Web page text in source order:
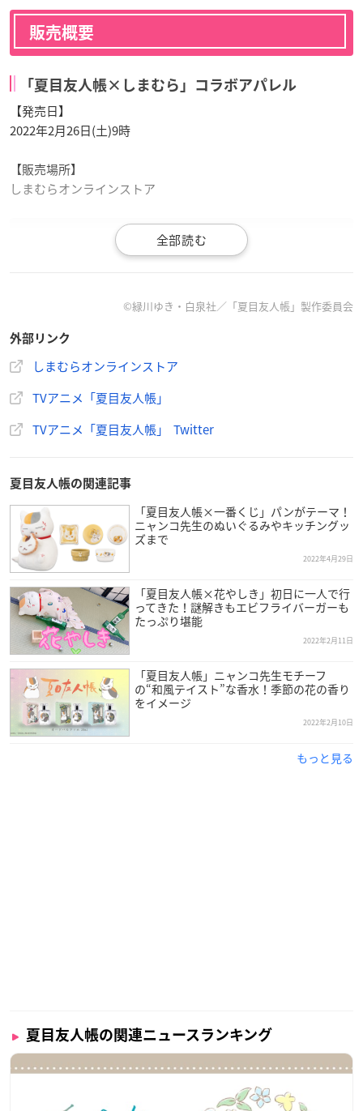
販売概要
「夏目友人帳×しまむら」コラボアパレル
【発売日】
2022年2月26日(土)9時
【販売場所】
しまむらオンラインストア
セットが2/26（土）9時からオンラインストアにて、予約販
ップ❗
詳細はこちらから➡ https://t.co/xKVqoXIW5W
— アニメ夏目友人帳公式 (@NatsumeYujincho)
4, 2022
©緑川ゆき・白泉社／「夏目友人帳」製作委員会
外部リンク
しまむらオンラインストア
TVアニメ「夏目友人帳」
TVアニメ「夏目友人帳」 Twitter
夏目友人帳の関連記事
「夏目友人帳×一番くじ」パンがテーマ！
ニャンコ先生のぬいぐるみやキッチングッ
ズまで
2022年4月29日
「夏目友人帳×花やしき」初日に一人で行
ってきた！謎解きもエビフライバーガーも
たっぷり堪能
2022年2月11日
「夏目友人帳」ニャンコ先生モチーフ
の“和風テイスト”な香水！季節の花の香り
をイメージ
2022年2月10日
もっと見る
夏目友人帳の関連ニュースランキング